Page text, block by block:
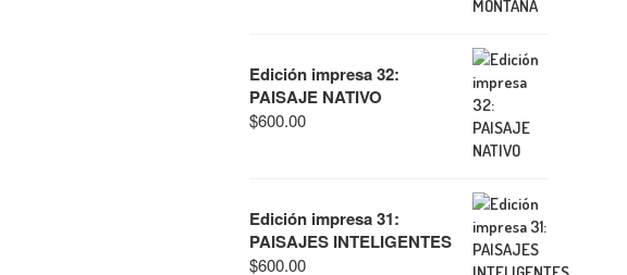
Edición impresa 32:
PAISAJE NATIVO
$600.00
Edición impresa 31:
PAISAJES INTELIGENTES
$600.00